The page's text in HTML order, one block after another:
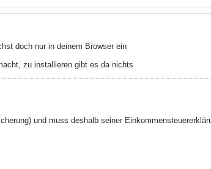
doch nur in deinem Browser ein
zu installieren gibt es da nichts
und muss deshalb seiner